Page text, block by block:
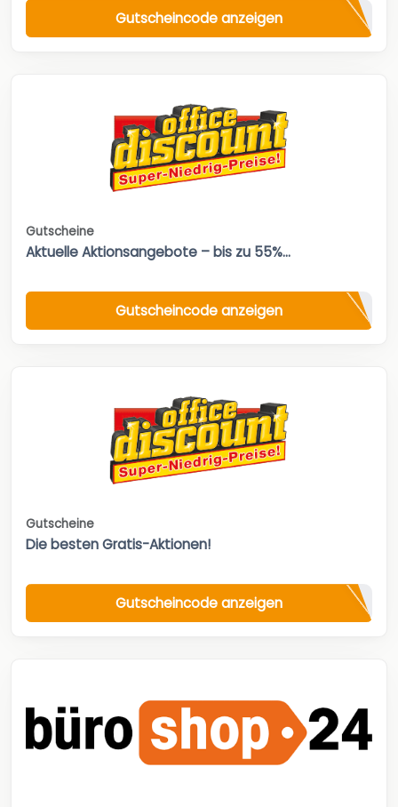
Gutscheincode anzeigen
Gutscheine
Aktuelle Aktionsangebote – bis zu 55%...
Gutscheincode anzeigen
Gutscheine
Die besten Gratis-Aktionen!
Gutscheincode anzeigen